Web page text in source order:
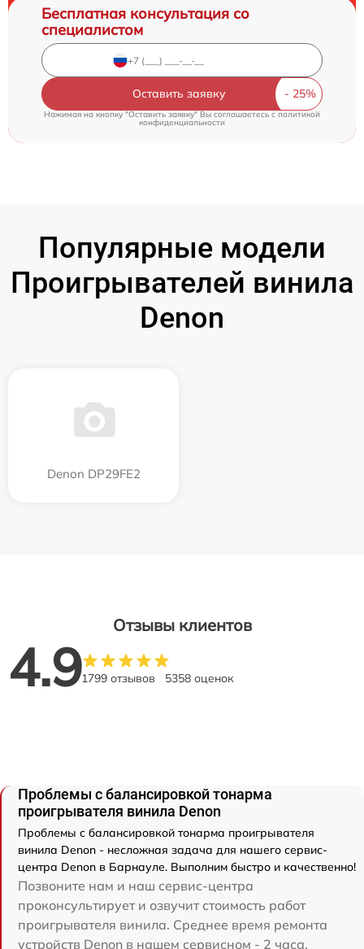
Бесплатная консультация со
специалистом
Оставить заявку
Нажимая на кнопку "Оставить заявку" Вы соглашаетесь c политикой
конфиденциальности
Популярные модели
Проигрывателей винила
Denon
Denon DP29FE2
Отзывы клиентов
4.91799 отзывов 5358 оценок
Проблемы с балансировкой тонарма
проигрывателя винила Denon
Проблемы с балансировкой тонарма проигрывателя
винила Denon - несложная задача для нашего сервис-
центра Denon в Барнауле. Выполним быстро и качественно!
Позвоните нам и наш сервис-центра
проконсультирует и озвучит стоимость работ
проигрывателя винила. Среднее время ремонта
устройств Denon в нашем сервисном - 2 часа.